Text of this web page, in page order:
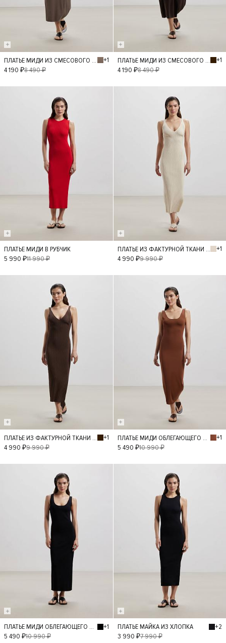
S
ПЛАТЬЕ МИДИ ИЗ СМЕСОВОГО МАТЕРИАЛА
+1
4 190 ₽8 490 ₽ S
ПЛАТЬЕ МИДИ ИЗ СМЕСОВОГО МАТЕРИАЛА
+1
4 190 ₽8 490 ₽
S XS
ПЛАТЬЕ МИДИ В РУБЧИК
5 990 ₽11 990 ₽ S L
ПЛАТЬЕ ИЗ ФАКТУРНОЙ ТКАНИ С ГЛУБОКИМ V-ВЫРЕЗОМ
+1
4 990 ₽9 990 ₽
L M
ПЛАТЬЕ ИЗ ФАКТУРНОЙ ТКАНИ С ГЛУБОКИМ V-ВЫРЕЗОМ
+1
4 990 ₽9 990 ₽ S L
ПЛАТЬЕ МИДИ ОБЛЕГАЮЩЕГО СИЛУЭТА
+1
5 490 ₽10 990 ₽
S M
ПЛАТЬЕ МИДИ ОБЛЕГАЮЩЕГО СИЛУЭТА
+1
5 490 ₽10 990 ₽ S M
ПЛАТЬЕ МАЙКА ИЗ ХЛОПКА
+2
3 990 ₽7 990 ₽